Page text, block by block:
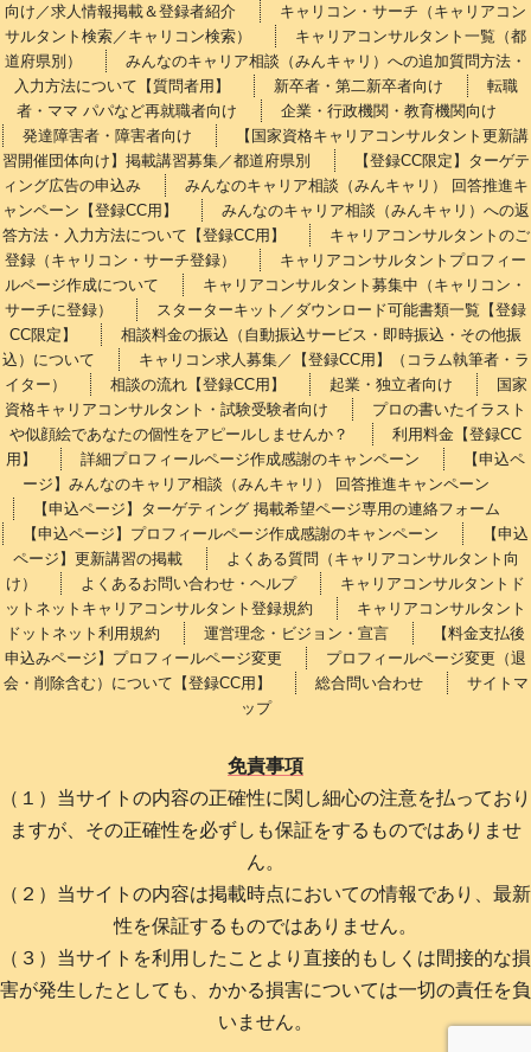
向け／求人情報掲載＆登録者紹介
キャリコン・サーチ（キャリアコン
サルタント検索／キャリコン検索）
キャリアコンサルタント一覧（都
道府県別）
みんなのキャリア相談（みんキャリ）への追加質問方法・
入力方法について【質問者用】
新卒者・第二新卒者向け
転職
者・ママ パパなど再就職者向け
企業・行政機関・教育機関向け
発達障害者・障害者向け
【国家資格キャリアコンサルタント更新講
習開催団体向け】掲載講習募集／都道府県別
【登録CC限定】ターゲテ
ィング広告の申込み
みんなのキャリア相談（みんキャリ） 回答推進キ
ャンペーン【登録CC用】
みんなのキャリア相談（みんキャリ）への返
答方法・入力方法について【登録CC用】
キャリアコンサルタントのご
登録（キャリコン・サーチ登録）
キャリアコンサルタントプロフィー
ルページ作成について
キャリアコンサルタント募集中（キャリコン・
サーチに登録）
スターターキット／ダウンロード可能書類一覧【登録
CC限定】
相談料金の振込（自動振込サービス・即時振込・その他振
込）について
キャリコン求人募集／【登録CC用】（コラム執筆者・ラ
イター）
相談の流れ【登録CC用】 起業・独立者向け
国家
資格キャリアコンサルタント・試験受験者向け
プロの書いたイラスト
や似顔絵であなたの個性をアピールしませんか？
利用料金【登録CC
用】
詳細プロフィールページ作成感謝のキャンペーン
【申込ペ
ージ】みんなのキャリア相談（みんキャリ） 回答推進キャンペーン
【申込ページ】ターゲティング 掲載希望ページ専用の連絡フォーム
【申込ページ】プロフィールページ作成感謝のキャンペーン
【申込
ページ】更新講習の掲載
よくある質問（キャリアコンサルタント向
け）
よくあるお問い合わせ・ヘルプ
キャリアコンサルタントド
ットネットキャリアコンサルタント登録規約
キャリアコンサルタント
ドットネット利用規約
運営理念・ビジョン・宣言
【料金支払後
申込みページ】プロフィールページ変更
プロフィールページ変更（退
会・削除含む）について【登録CC用】
総合問い合わせ
サイトマ
ップ
免責事項
（１）当サイトの内容の正確性に関し細心の注意を払っており
ますが、その正確性を必ずしも保証をするものではありませ
ん。
（２）当サイトの内容は掲載時点においての情報であり、最新
性を保証するものではありません。
（３）当サイトを利用したことより直接的もしくは間接的な損
害が発生したとしても、かかる損害については一切の責任を負
いません。